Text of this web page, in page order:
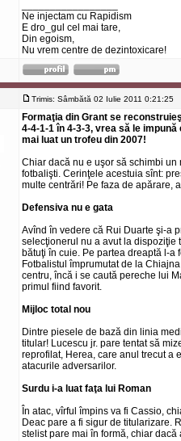
Ne injectam cu Rapidism
E dro_gul cel mai tare,
Din egoism,
Nu vrem centre de dezintoxicare!
Trimis: Sâmbătă 02 Iulie 2011 0:21:25
Formaţia din Grant se
4-4-1-1 în 4-3-3, vrea să le
mai luat un trofeu din 2007!
Chiar dacă nu e uşor să schimbi
fotbalişti. Cerinţele acestuia sînt:
multe centrări! Pe faza de apărare,
Defensiva nu e gata
Avînd în vedere că Rui Duarte şi-a
selecţionerul nu a avut la dispoziţie
bătuţi în cuie. Pe partea dreaptă l-a
Fotbalistul împrumutat de la
centru, încă i se caută pereche lui
primul fiind favorit.
Mijloc total nou
Dintre piesele de bază din linia
titular! Lucescu jr. pare tentat să
reprofilat, Herea, care anul trecut a
atacurile adversarilor.
Surdu i-a luat faţa lui Roman
În atac, vîrful împins va fi Cassio,
Deac pare a fi sigur de titularizare.
stelist pare mai în formă, chiar